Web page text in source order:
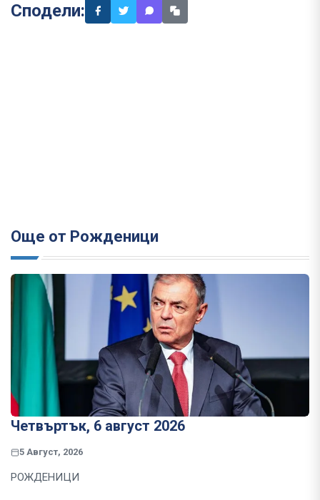
Сподели:
Още от Рожденици
Четвъртък, 6 август 2026
5 Август, 2026
РОЖДЕНИЦИ